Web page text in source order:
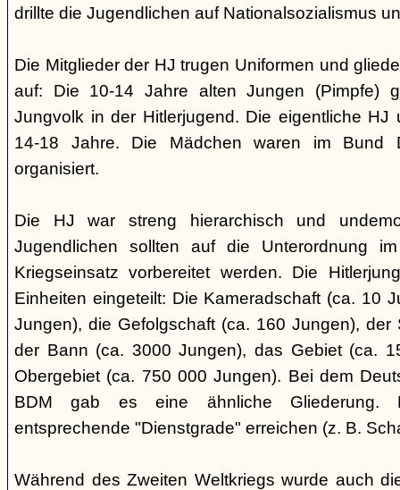
drillte die Jugendlichen auf Nationalsozialismus
Die Mitglieder der HJ trugen Uniformen und
auf: Die 10-14 Jahre alten Jungen (Pimpfe)
Jungvolk in der Hitlerjugend. Die eigentliche HJ
14-18 Jahre. Die Mädchen waren im Bund
organisiert.
Die HJ war streng hierarchisch und
Jugendlichen sollten auf die Unterordnung
Kriegseinsatz vorbereitet werden. Die
Einheiten eingeteilt: Die Kameradschaft (ca. 10
Jungen), die Gefolgschaft (ca. 160 Jungen), der
der Bann (ca. 3000 Jungen), das Gebiet (ca.
Obergebiet (ca. 750 000 Jungen). Bei dem
BDM gab es eine ähnliche Gliederung.
entsprechende "Dienstgrade" erreichen (z. B.
Während des Zweiten Weltkriegs wurde auch